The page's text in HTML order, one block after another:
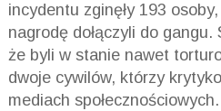
incydentu zginęły 193
nagrodę dołączyli do
że byli w stanie nawet
dwoje cywilów, którzy
mediach społecznościowych.